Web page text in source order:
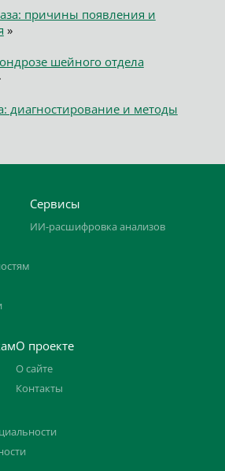
причины появления и
»
шейного отдела
диагностирование и методы
Сервисы
ИИ-расшифровка анализов
О проекте
О сайте
Контакты